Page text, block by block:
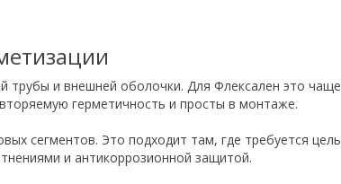
трубы и внешней оболочки. Для Флексален это
герметичность и просты в монтаже.
сегментов. Это подходит там, где требуется
и антикоррозионной защитой.